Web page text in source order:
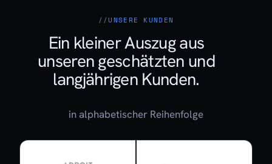
UNSERE KUNDEN
Ein kleiner Auszug aus
unseren geschätzten und
langjährigen Kunden.
in alphabetischer Reihenfolge